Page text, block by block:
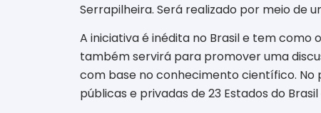
Serrapilheira. Será realizado por meio de
A iniciativa é inédita no Brasil e tem como
também servirá para promover uma
com base no conhecimento científico. No
públicas e privadas de 23 Estados do